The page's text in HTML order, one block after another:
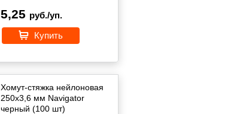
5,25 руб./уп.
Купить
Хомут-стяжка нейлоновая
250х3,6 мм Navigator
черный (100 шт)